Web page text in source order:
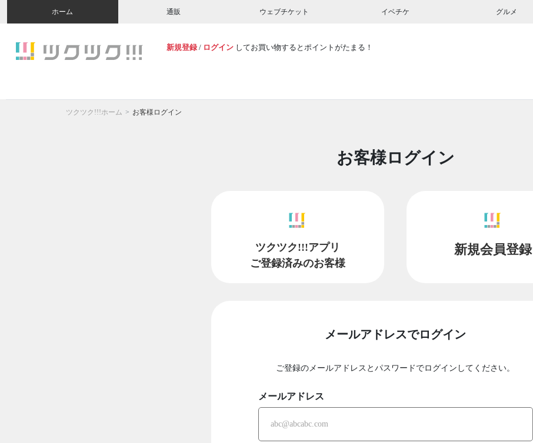
ホーム 通販 ウェブチケット イベチケ グルメ
新規登録 / ログイン してお買い物するとポイントがたまる！
ツクツク!!!ホーム お客様ログイン
お客様ログイン
ツクツク!!!アプリ
ご登録済みのお客様
新規会員登録
メールアドレスでログイン
ご登録のメールアドレスとパスワードでログインしてください。
メールアドレス